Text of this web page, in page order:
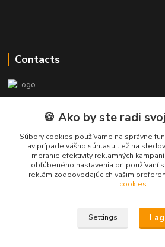
Contacts
+421 915 709 534
(Mo-Fri, 9-17 hod.) or Whatsap 24/7
skifi.space@gmail.com
🍪 Ako by ste radi
Súbory cookies používame na správne
av prípade vášho súhlasu tiež na
meranie efektivity reklamných
obľúbeného nastavenia pri používaní
reklám zodpovedajúcich vašim
cookies
Settings I